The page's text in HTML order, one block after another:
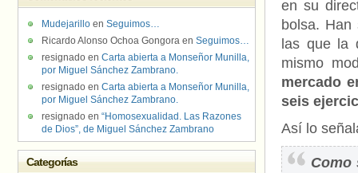
en su
bolsa.
las que la
mismo
mercado
seis
Así lo
Como
Mudejarillo en Seguimos…
Ricardo Alonso Ochoa Gongora en Seguimos…
resignado en Carta abierta a Monseñor Munilla,
por Miguel Sánchez Zambrano.
resignado en Carta abierta a Monseñor Munilla,
por Miguel Sánchez Zambrano.
resignado en “Homosexualidad. Las Razones
de Dios”, de Miguel Sánchez Zambrano
Categorías